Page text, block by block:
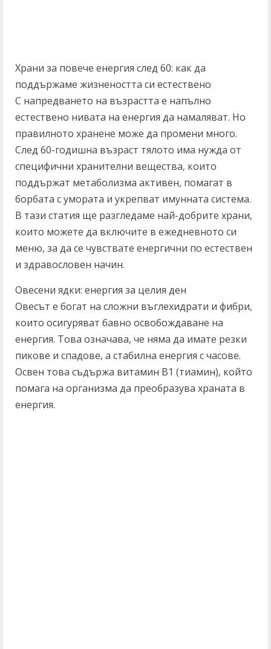
Храни за повече енергия след 60: как да
поддържаме жизнеността си естествено
С напредването на възрастта е напълно
естествено нивата на енергия да намаляват. Но
правилното хранене може да промени много.
След 60-годишна възраст тялото има нужда от
специфични хранителни вещества, които
поддържат метаболизма активен, помагат в
борбата с умората и укрепват имунната система.
В тази статия ще разгледаме най-добрите храни,
които можете да включите в ежедневното си
меню, за да се чувствате енергични по естествен
и здравословен начин.
Овесени ядки: енергия за целия ден
Овесът е богат на сложни въглехидрати и фибри,
които осигуряват бавно освобождаване на
енергия. Това означава, че няма да имате резки
пикове и спадове, а стабилна енергия с часове.
Освен това съдържа витамин B1 (тиамин), който
помага на организма да преобразува храната в
енергия.